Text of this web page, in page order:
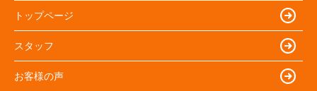
トップページ
スタッフ
お客様の声